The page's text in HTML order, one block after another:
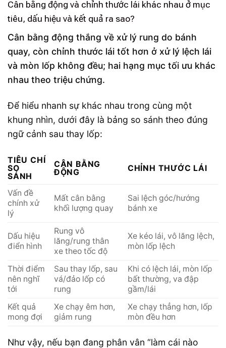
Cân bằng động và chỉnh thước lái khác nhau ở mục
tiêu, dấu hiệu và kết quả ra sao?
Cân bằng động thắng về xử lý rung do bánh
quay, còn chỉnh thước lái tốt hơn ở xử lý lệch lái
và mòn lốp không đều; hai hạng mục tối ưu khác
nhau theo triệu chứng.
Để hiểu nhanh sự khác nhau trong cùng một
khung nhìn, dưới đây là bảng so sánh theo đúng
ngữ cảnh sau thay lốp:
TIÊU CHÍ
SO
SÁNH
CÂN BẰNG
ĐỘNG
CHỈNH THƯỚC LÁI
Vấn đề
chính xử
lý
Mất cân bằng
khối lượng quay
Sai lệch góc/hướng
bánh xe
Dấu hiệu
điển hình
Rung vô
lăng/rung thân
xe theo tốc độ
Xe kéo lái, vô lăng lệch,
mòn lốp lệch
Thời điểm
nên nghĩ
tới
Sau thay lốp, sau
vá/đảo lốp có
rung
Khi có lệch lái, mòn lốp
bất thường, va đập
gầm/lái
Kết quả
mong đợi
Xe chạy êm hơn,
giảm rung
Xe chạy thẳng hơn, lốp
mòn đều hơn
Như vậy, nếu bạn đang phân vân “làm cái nào